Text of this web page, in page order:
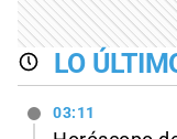
LO
03:11